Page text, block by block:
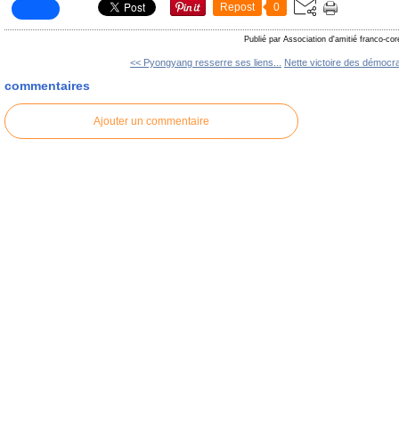
Repost 0
Publié par Association d'amitié franco-
<< Pyongyang resserre ses liens... Nette victoire des
commentaires
Ajouter un commentaire